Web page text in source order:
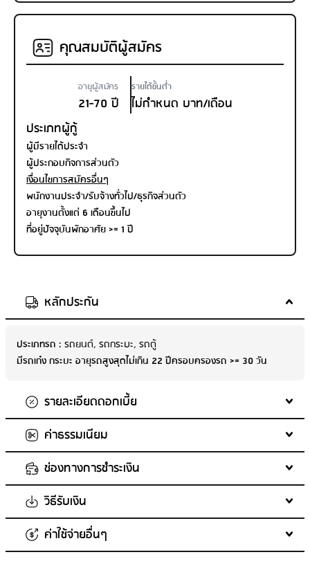
คุณสมบัติผู้สมัคร
อายุผู้สมัคร
21-70 ปี
รายได้ขั้นต่ำ
ไม่กำหนด บาท/เดือน
ประเภทผู้กู้
ผู้มีรายได้ประจำ
ผู้ประกอบกิจการส่วนตัว
เงื่อนไขการสมัครอื่นๆ
พนักงานประจำ/รับจ้างทั่วไป/ธุรกิจส่วนตัว
อายุงานตั้งแต่ 6 เดือนขึ้นไป
ที่อยู่ปัจจุบันพักอาศัย >= 1 ปี
หลักประกัน
ประเภทรถ : รถยนต์, รถกระบะ, รถตู้
มีรถเก๋ง กระบะ อายุรถสูงสุดไม่เกิน 22 ปีครอบครองรถ >= 30 วัน
รายละเอียดดอกเบี้ย
เงื่อนไขดอกเบี้ยรวมค่าธรรมเนียม
บริษัทไม่มีการเรียกเก็บค่าธรรมเนียม มีเพียงการคิดดอกเบี้ยเท่านั้น ดังนั้น
ดอกเบี้ยรวมค่าธรรมเนียมจะหมายถึงอัตราดอกเบี้ยเท่านั้น
ดอกเบี้ยผิดนัดชำระหนี้ (ต่อปี)
24% ของเงินต้นของค่างวดที่ค้างชำระ
เงื่อนไข:
บริษัทไม่มีการคิดและเรียกเก็บค่าธรรมเนียมและเบี้ยปรับกรณีผิดนัดชำระ
ค่าธรรมเนียม
ค่าอากรแสตมป์
ตามอัตราที่กำหนด
เงื่อนไข:
ตามที่เกิดขึ้นจริงในอัตราที่กฏหมายเรียกเก็บ
ค่าใช้จ่ายกรณีชำระเป็นเช็คและเช็คถูกคืน
ช่องทางการชำระเงิน
ช่องทางการชำระเงินที่ไม่มีค่าธรรมเนียม
กรุงศรี -Internet Banking (ปัจจุบันไม่มีค่าธรรมเนียม) ธนาคารกรุงเทพ
(ฟรี) ธนาคารกรุงศรีอยุธยา (ฟรี) ธนาคารกสิกรไทย (ฟรี) ธนาคารกรุงไทย
วิธีรับเงิน
ช่องทางการรับเงิน
ค่าใช้จ่ายอื่นๆ